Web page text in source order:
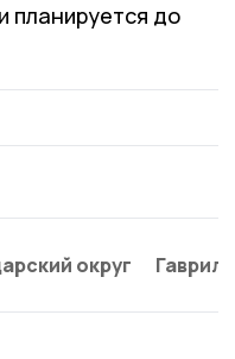
планируется до
округ